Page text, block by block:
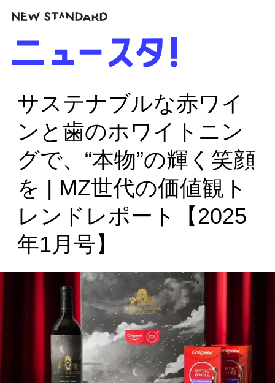
サステナブルな赤ワイ
ンと歯のホワイトニン
グで、“本物”の輝く笑顔
を | MZ世代の価値観ト
レンドレポート【2025
年1月号】